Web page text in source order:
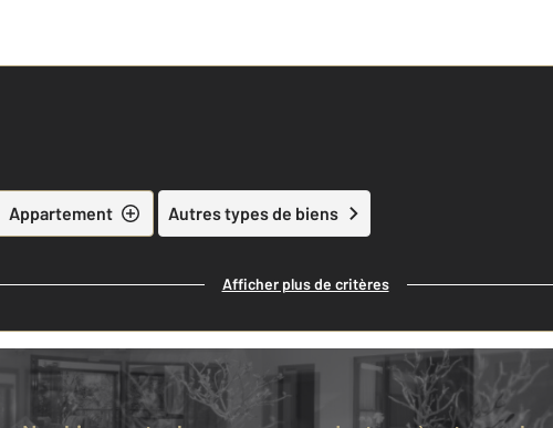
Appartement Autres types de biens
Afficher plus de critères